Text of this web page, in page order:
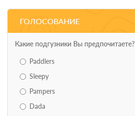
ГОЛОСОВАНИЕ
Какие подгузники Вы предпочитаете?
Paddlers
Sleepy
Pampers
Dada